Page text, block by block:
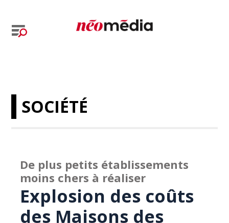
SOCIÉTÉ
De plus petits établissements
moins chers à réaliser
Explosion des coûts
des Maisons des